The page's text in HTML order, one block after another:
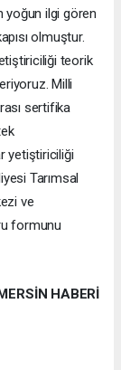
yoğun ilgi gören
olmuştur.
teorik
Milli
sertifika
yetiştiriciliği
Tarımsal
ve
formunu
HABERİ